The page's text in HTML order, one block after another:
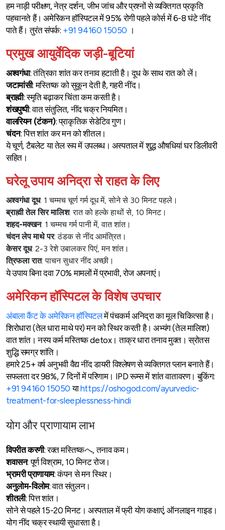
हम नाड़ी परीक्षण, नेत्र दर्शन, जीभ जांच और प्रश्नों से व्यक्तिगत प्रकृति
पहचानते हैं। अमेरिकन हॉस्पिटल में 95% रोगी पहले कोर्स में 6-8 घंटे नींद
पाते हैं। तुरंत संपर्क: +91 94160 15050 ।
प्रमुख आयुर्वेदिक जड़ी-बूटियां
अश्वगंधा: तंत्रिका शांत कर तनाव हटाती है। दूध के साथ रात को लें।
जटामांसी: मस्तिष्क को सुकून देती है, गहरी नींद।
ब्राह्मी: स्मृति बढ़ाकर चिंता कम करती है।
शंखपुष्पी: वात संतुलित, नींद चक्र नियमित।
वालरियन (टंकन): प्राकृतिक सेडेटिव गुण।
चंदन: पित्त शांत कर मन को शीतल।
ये चूर्ण, टैबलेट या तेल रूप में उपलब्ध। अस्पताल में शुद्ध औषधियां घर डिलीवरी
सहित।
घरेलू उपाय अनिद्रा से राहत के लिए
अश्वगंधादूध: 1 चम्मच चूर्ण गर्म दूध में, सोने से 30 मिनट पहले।
ब्राह्मीतेलसिरमालिश: रात को हल्के हाथों से, 10 मिनट।
शहद-मक्खन: 1 चम्मच गर्म पानी में, वात शांत।
चंदनलेपमाथेपर: ठंडक से नींद आमंत्रित।
केसरदूध: 2-3 रेशे उबालकर पिएं, मन शांत।
त्रिफलारात: पाचन सुधार नींद अच्छी।
ये उपाय बिना दवा 70% मामलों में प्रभावी, रोज अपनाएं।
अमेरिकन हॉस्पिटल के विशेष उपचार
अंबाला कैंट के अमेरिकन हॉस्पिटलमें पंचकर्म अनिद्रा का मूल चिकित्सा है।
शिरोधारा (तेल धारा माथे पर) मन को स्थिर करती है। अभ्यंग (तेल मालिश)
वात शांत। नस्य कर्म मस्तिष्क detox। ताक्र धारा तनाव मुक्त। स्रोतस
शुद्धि समग्र शांति।
हमारे 25+ वर्ष अनुभवी वैद्य नींद डायरी विश्लेषण से व्यक्तिगत प्लान बनाते हैं।
सफलता दर 98%, 7 दिनों में परिणाम। IPD रूम्स में शांत वातावरण। बुकिंग:
+91 94160 15050याhttps://oshogod.com/ayurvedic-
treatment-for-sleeplessness-hindi
योग और प्राणायाम लाभ
विपरीतकरणी: रक्त मस्तिष्कへ, तनाव कम।
शवासन: पूर्ण विश्राम, 10 मिनट रोज।
भ्रामरीप्राणायाम: कंपन से मन स्थिर।
अनुलोम-विलोम: वात संतुलन।
शीतली: पित्त शांत।
सोने से पहले 15-20 मिनट। अस्पताल में फ्री योग कक्षाएं, ऑनलाइन गाइड।
योग नींद चक्र स्थायी सुधारता है।